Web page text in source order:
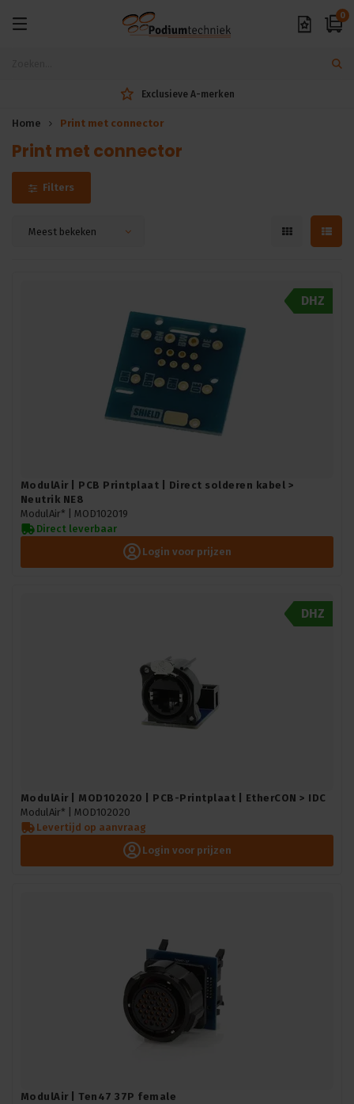
0
Exclusieve A-merken
Home Print met connector
Print met connector
Filters
Meest bekeken
DHZ
ModulAir | PCB Printplaat | Direct solderen kabel >
Neutrik NE8
ModulAir* | MOD102019
Direct leverbaar
Login voor prijzen
DHZ
ModulAir | MOD102020 | PCB-Printplaat | EtherCON > IDC
ModulAir* | MOD102020
Levertijd op aanvraag
Login voor prijzen
ModulAir | Ten47 37P female